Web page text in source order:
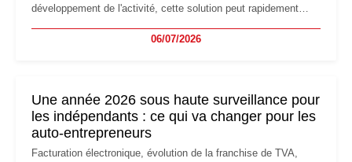
développement de l'activité, cette solution peut rapidement
professionnels, recrutement, image de marque… Le
06/07/2026
Une année 2026 sous haute surveillance pour
les indépendants : ce qui va changer pour les
auto-entrepreneurs
Facturation électronique, évolution de la franchise de TVA,